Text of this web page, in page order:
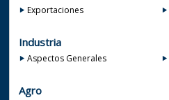
Exportaciones
Industria
Aspectos Generales
Agro